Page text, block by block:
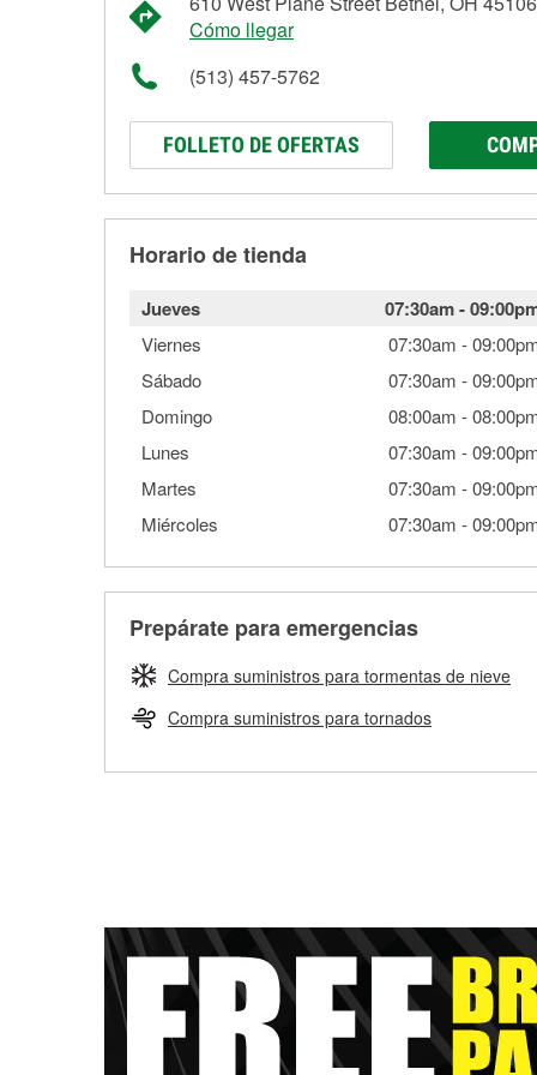
Cómo llegar
(513) 457-5762
FOLLETO DE OFERTAS
Horario de tienda
Jueves 07:30am-
Viernes 07:30am -
Sábado
07:30am -
Domingo
08:00am -
Lunes
07:30am -
Martes
07:30am -
Miércoles
07:30am -
Prepárate para emergencias
Compra suministros para tormentas de nieve
Compra suministros para tornados